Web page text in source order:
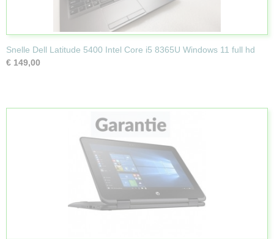
Snelle Dell Latitude 5400 Intel Core i5 8365U Windows 11 full hd
€ 149,00